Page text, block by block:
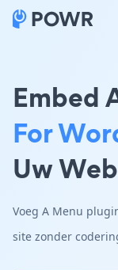
Embed
For
Uw
Voeg A Menu
site zonder